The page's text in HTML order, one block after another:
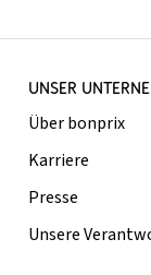
UNSER
Über bonprix
Karriere
Presse
Unsere